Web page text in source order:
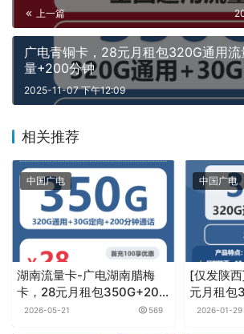
上一篇
广电青铜卡，28元月租包320G通用
量+200分钟
2025-11-07 下午12:09
相关推荐
中国广电
湖南流量卡-广电湖南腊梅
卡，28元月租包350G+200
分钟
2026-05-21 569
中国广电
[仅发陕
元月租包
+30G定
2026-01-29